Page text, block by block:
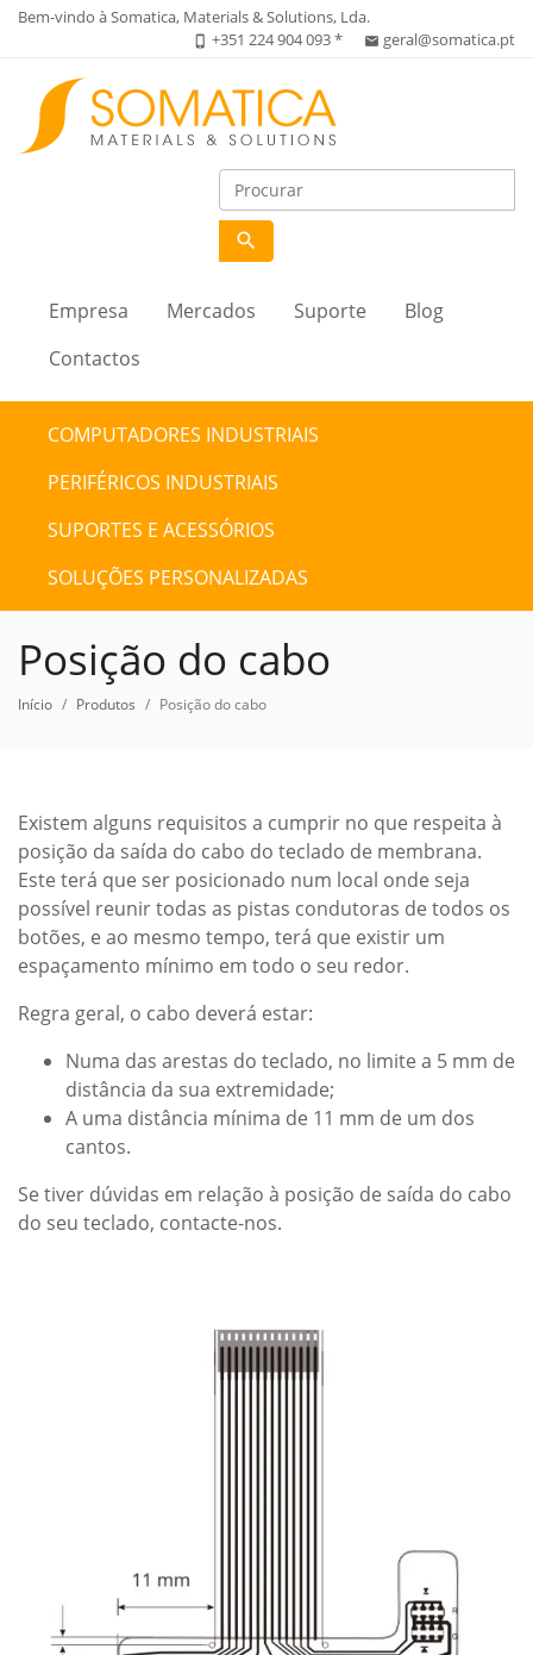
Bem-vindo à Somatica, Materials & Solutions, Lda.
phone_iphone +351 224 904 093 * email geral@somatica.pt
search
Empresa Mercados Suporte
Blog
Contactos
COMPUTADORES INDUSTRIAIS
PERIFÉRICOS INDUSTRIAIS
SUPORTES E ACESSÓRIOS
SOLUÇÕES PERSONALIZADAS
Posição do cabo
Início Produtos Posição do cabo
Existem alguns requisitos a cumprir no que respeita à
posição da saída do cabo do teclado de membrana.
Este terá que ser posicionado num local onde seja
possível reunir todas as pistas condutoras de todos os
botões, e ao mesmo tempo, terá que existir um
espaçamento mínimo em todo o seu redor.
Regra geral, o cabo deverá estar:
Numa das arestas do teclado, no limite a 5 mm de
distância da sua extremidade;
A uma distância mínima de 11 mm de um dos
cantos.
Se tiver dúvidas em relação à posição de saída do cabo
do seu teclado, contacte-nos.